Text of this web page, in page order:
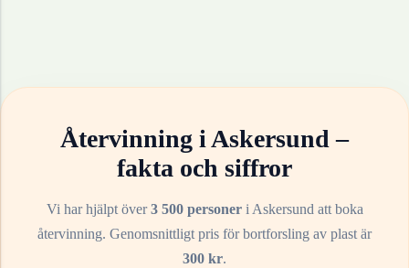
Återvinning iAskersund–
fakta och siffror
Vi har hjälpt över3 500 personeri Askersund att boka
återvinning. Genomsnittligt pris för bortforsling av plast är
300 kr.